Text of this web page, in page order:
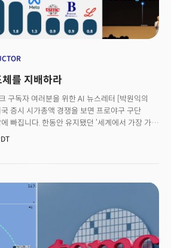
를 지배하라
구독자 여러분을 위한 AI 뉴스레터 [박원익의
증시 시가총액 경쟁을 보면 프로야구 구단
빠집니다. 한동안 유지됐던 ‘세계에서 가장 가치
뒤바뀌고 있기 때문입니다. 18일(현지시각)
쓴 엔비디아 이야기, 실리콘밸리에서 열린 삼성
글에 도전하는 생성 AI 검색 스타트업
와의 단독 인터뷰 소식 등을 준비했습니다.
AI 전문 뉴스레터 ‘AI인사이트’를 통해 중요한
하세요!